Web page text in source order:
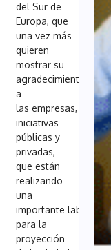
del Sur de
Europa, que
una vez más
quieren
mostrar su
agradecimiento
a
las empresas,
iniciativas
públicas y
privadas,
que están
realizando
una
importante labor
para la
proyección